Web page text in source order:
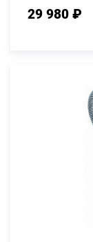
29 980 ₽